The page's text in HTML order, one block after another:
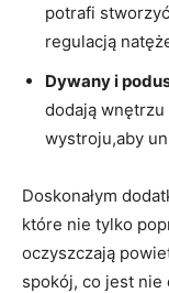
potrafi
regulacją
Dywany i
dodają
wystroju,aby
Doskonałym
które nie tylko
oczyszczają
spokój, co jest nie